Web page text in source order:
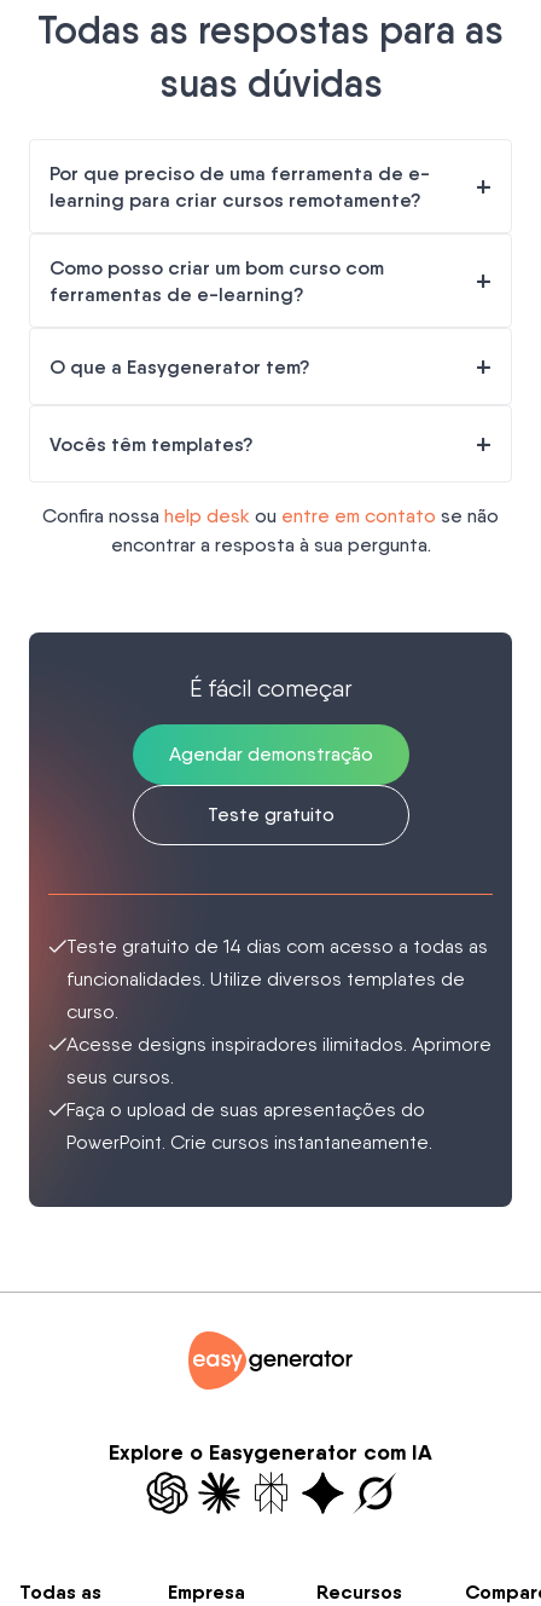
Todas as respostas para as
suas dúvidas
Por que preciso de uma ferramenta de e-
learning para criar cursos remotamente?
+
Como posso criar um bom curso com
ferramentas de e-learning?
+
O que a Easygenerator tem? +
Vocês têm templates? +
Confira nossa help desk ou entre em contato se não
encontrar a resposta à sua pergunta.
É fácil começar
Agendar demonstração
Teste gratuito
Teste gratuito de 14 dias com acesso a todas as
funcionalidades. Utilize diversos templates de
curso.
Acesse designs inspiradores ilimitados. Aprimore
seus cursos.
Faça o upload de suas apresentações do
PowerPoint. Crie cursos instantaneamente.
Explore o Easygenerator com IA
Todas as
Empresa Recursos